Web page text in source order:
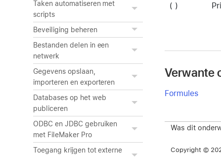
Taken automatiseren met
scripts
Beveiliging beheren
Bestanden delen in een
netwerk
Gegevens opslaan,
importeren en exporteren
Databases op het web
publiceren
ODBC en JDBC gebruiken
met FileMaker Pro
Toegang krijgen tot externe
( )
Verwante
Formules
Was dit
Copyright ©